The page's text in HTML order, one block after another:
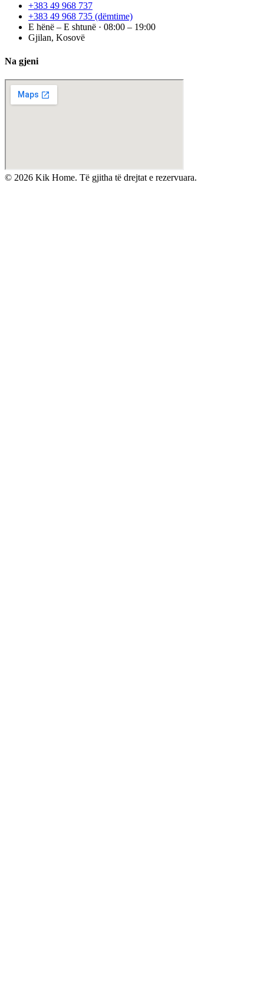
+383 49 968 737
+383 49 968 735 (dëmtime)
E hënë – E shtunë · 08:00 – 19:00
Gjilan, Kosovë
Na gjeni
© 2026 Kik Home. Të gjitha të drejtat e rezervuara.